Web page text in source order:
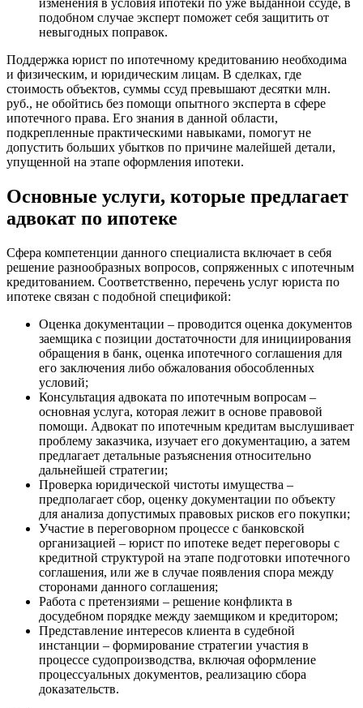
подобном случае эксперт поможет себя защитить от
невыгодных поправок.
Поддержка юрист по ипотечному кредитованию необходима
и физическим, и юридическим лицам. В сделках, где
стоимость объектов, суммы ссуд превышают десятки млн.
руб., не обойтись без помощи опытного эксперта в сфере
ипотечного права. Его знания в данной области,
подкрепленные практическими навыками, помогут не
допустить больших убытков по причине малейшей детали,
упущенной на этапе оформления ипотеки.
Основные услуги, которые предлагает
адвокат по ипотеке
Сфера компетенции данного специалиста включает в себя
решение разнообразных вопросов, сопряженных с ипотечным
кредитованием. Соответственно, перечень услуг юриста по
ипотеке связан с подобной спецификой:
Оценка документации – проводится оценка документов
заемщика с позиции достаточности для инициирования
обращения в банк, оценка ипотечного соглашения для
его заключения либо обжалования обособленных
условий;
Консультация адвоката по ипотечным вопросам –
основная услуга, которая лежит в основе правовой
помощи. Адвокат по ипотечным кредитам выслушивает
проблему заказчика, изучает его документацию, а затем
предлагает детальные разъяснения относительно
дальнейшей стратегии;
Проверка юридической чистоты имущества –
предполагает сбор, оценку документации по объекту
для анализа допустимых правовых рисков его покупки;
Участие в переговорном процессе с банковской
организацией – юрист по ипотеке ведет переговоры с
кредитной структурой на этапе подготовки ипотечного
соглашения, или же в случае появления спора между
сторонами данного соглашения;
Работа с претензиями – решение конфликта в
досудебном порядке между заемщиком и кредитором;
Представление интересов клиента в судебной
инстанции – формирование стратегии участия в
процессе судопроизводства, включая оформление
процессуальных документов, реализацию сбора
доказательств.